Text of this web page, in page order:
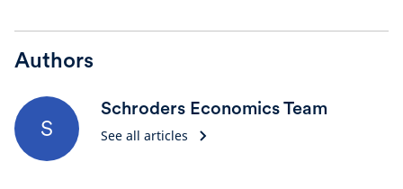
Authors
S
Schroders Economics Team
See all articles